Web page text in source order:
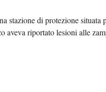
stazione di protezione situata
riportato lesioni alle